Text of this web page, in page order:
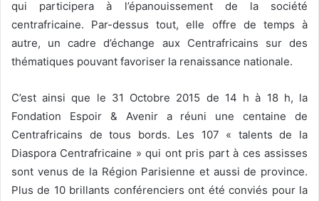
qui participera à l’épanouissement de la société
centrafricaine. Par-dessus tout, elle offre de temps à
autre, un cadre d’échange aux Centrafricains sur des
thématiques pouvant favoriser la renaissance nationale.
C’est ainsi que le 31 Octobre 2015 de 14 h à 18 h, la
Fondation Espoir & Avenir a réuni une centaine de
Centrafricains de tous bords. Les 107 « talents de la
Diaspora Centrafricaine » qui ont pris part à ces assisses
sont venus de la Région Parisienne et aussi de province.
Plus de 10 brillants conférenciers ont été conviés pour la